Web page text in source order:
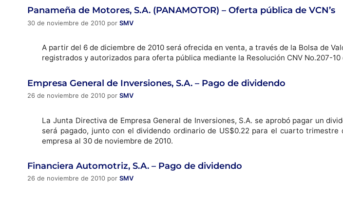
Panameña de Motores, S.A. (PANAMOTOR) – Oferta pública de VCN’s
30 de noviembre de 2010 por SMV
A partir del 6 de diciembre de 2010 será ofrecida en venta, a través de la Bolsa de
registrados y autorizados para oferta pública mediante la Resolución CNV No.207-10
Empresa General de Inversiones, S.A. – Pago de dividendo
26 de noviembre de 2010 por SMV
La Junta Directiva de Empresa General de Inversiones, S.A. se aprobó pagar un
será pagado, junto con el dividendo ordinario de US$0.22 para el cuarto
empresa al 30 de noviembre de 2010.
Financiera Automotriz, S.A. – Pago de dividendo
26 de noviembre de 2010 por SMV